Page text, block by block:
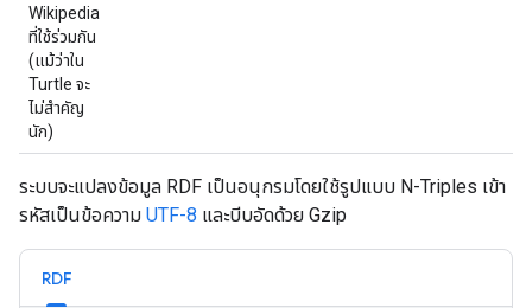
Wikipedia
ที่ใช้ร่วมกัน
(แม้ว่าใน
Turtle จะ
ไม่สำคัญ
นัก)
ระบบจะแปลงข้อมูล RDF เป็นอนุกรมโดยใช้รูปแบบ N-Triples เข้า
รหัสเป็นข้อความ UTF-8 และบีบอัดด้วย Gzip
RDF